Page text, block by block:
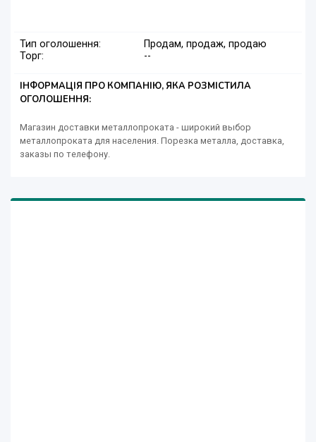
Тип оголошення:
Продам, продаж, продаю
Торг:
--
ІНФОРМАЦІЯ ПРО КОМПАНІЮ, ЯКА РОЗМІСТИЛА
ОГОЛОШЕННЯ:
Магазин доставки металлопроката - широкий выбор
металлопроката для населения. Порезка металла, доставка,
заказы по телефону.